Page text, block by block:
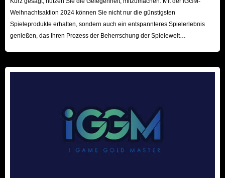
Weihnachtsaktion 2024 können Sie nicht nur die günstigsten
Spieleprodukte erhalten, sondern auch ein entspannteres Spielerlebnis
genießen, das Ihren Prozess der Beherrschung der Spielewelt